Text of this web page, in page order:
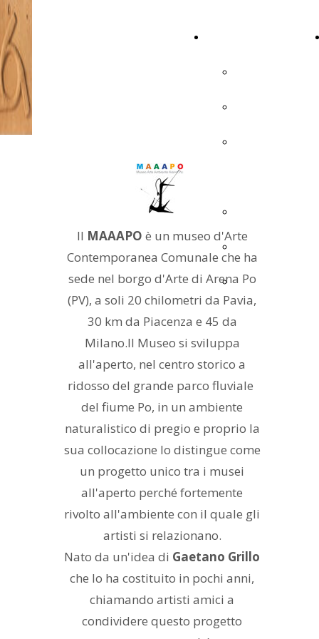
VIDEO
Il MAAAPO è un museo d'Arte
Contemporanea Comunale che ha
sede nel borgo d'Arte di Arena Po
(PV), a soli 20 chilometri da Pavia,
30 km da Piacenza e 45 da
Milano.Il Museo si sviluppa
all'aperto, nel centro storico a
ridosso del grande parco fluviale
del fiume Po, in un ambiente
naturalistico di pregio e proprio la
sua collocazione lo distingue come
un progetto unico tra i musei
all'aperto perché fortemente
rivolto all'ambiente con il quale gli
artisti si relazionano.
Nato da un'idea di Gaetano Grillo
che lo ha costituito in pochi anni,
chiamando artisti amici a
condividere questo progetto